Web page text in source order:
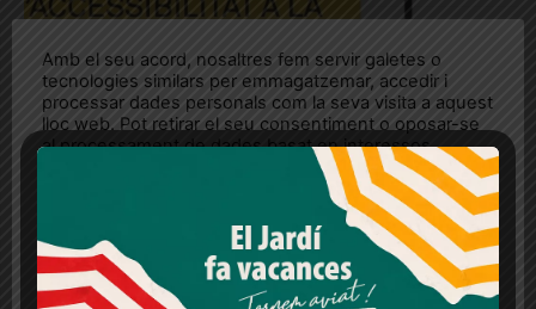
Amb el seu acord, nosaltres fem servir galetes o
tecnologies similars per emmagatzemar, accedir i
processar dades personals com la seva visita a aquest
lloc web. Pot retirar el seu consentiment o oposar-se
al processament de dades basat en interessos
legítims en qualsevol moment fent clic a "Ajustos de
cookies" o a la nostra Política de privacitat en aquest
lloc web. Si cliques "acceptar" dones el teu
Més informació Acceptar Rebutjar tot